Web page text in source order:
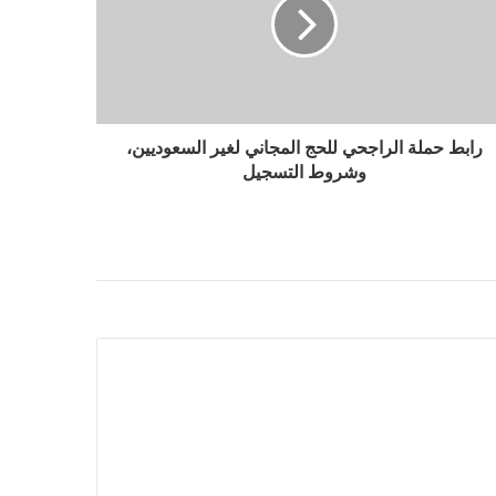
رابط حملة الراجحي للحج المجاني لغير السعوديين،
وشروط التسجيل